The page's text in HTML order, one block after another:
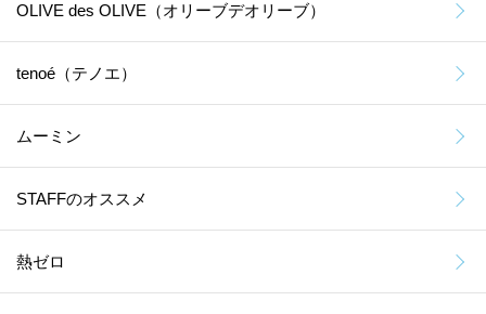
OLIVE des OLIVE（オリーブデオリーブ）
tenoé（テノエ）
ムーミン
STAFFのオススメ
熱ゼロ